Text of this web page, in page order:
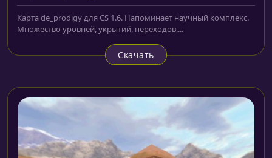
Карта de_prodigy для CS 1.6. Напоминает научный комплекс.
Множество уровней, укрытий, переходов,...
Скачать